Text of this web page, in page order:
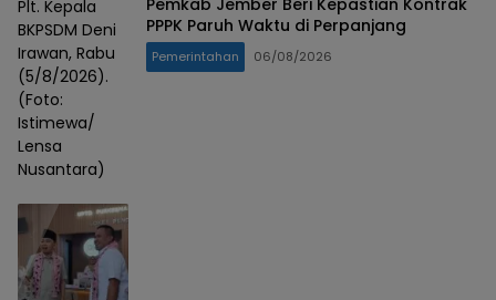
Plt. Kepala
BKPSDM Deni
Irawan, Rabu
(5/8/2026).
(Foto:
Istimewa/
Lensa
Nusantara)
PPPK Paruh Waktu di Perpanjang
Pemerintahan 06/08/2026